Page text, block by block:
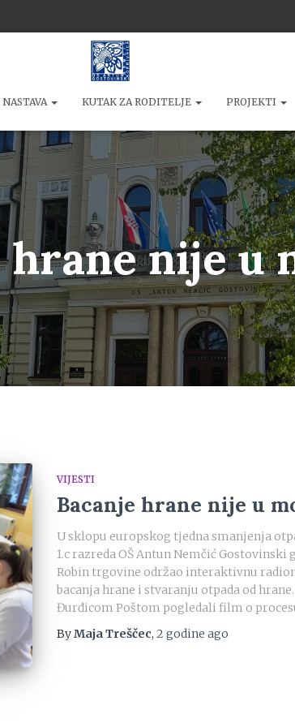
NASTAVA KUTAK ZA RODITELJE PROJEKTI
hrane nije u
VIJESTI
Bacanje hrane nije u
U sklopu europskog tjedna smanjenja
1.c razreda OŠ Antun Nemčić
Robin trgovine održao interaktivnu
bacanja hrane i stvaranju otpada od
Đurđicom Poštom pogledali film o
ByMaja Treščec, 2 godine ago